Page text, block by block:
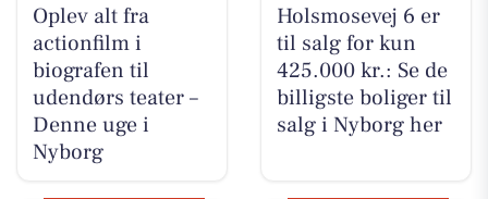
Oplev alt fra
actionfilm i
biografen til
udendørs teater –
Denne uge i
Nyborg
Holsmosevej 6 er
til salg for kun
425.000 kr.: Se de
billigste boliger til
salg i Nyborg her